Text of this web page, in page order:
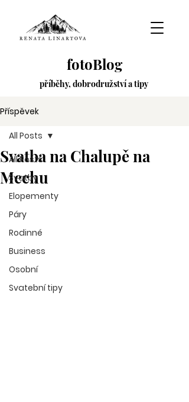
fotoBlog
příběhy,dobrodružstvía tipy
Příspěvek
All Posts
Svatby
Elopementy
Páry
Rodinné
Business
Osobní
Svatební tipy
All Posts
Svatba na Chalupě na
Mechu